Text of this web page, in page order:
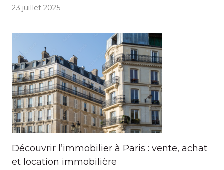
23 juillet 2025
Découvrir l’immobilier à Paris : vente, achat
et location immobilière